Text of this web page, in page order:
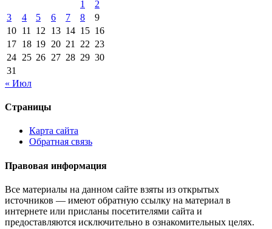
1
2
3
4 5 6 7 8
9
10 11 12 13 14 15 16
17 18 19 20 21 22 23
24 25 26 27 28 29 30
31
« Июл
Страницы
Карта сайта
Обратная связь
Правовая информация
Все материалы на данном сайте взяты из открытых
источников — имеют обратную ссылку на материал в
интернете или присланы посетителями сайта и
предоставляются исключительно в ознакомительных целях.